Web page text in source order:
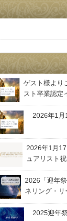
ゲスト様より
スト卒業認定
2026年1
2026年1月
ュアリスト祝
2026「迎年
ネリング・
2025迎年